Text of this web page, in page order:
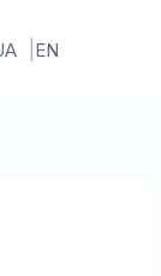
EN